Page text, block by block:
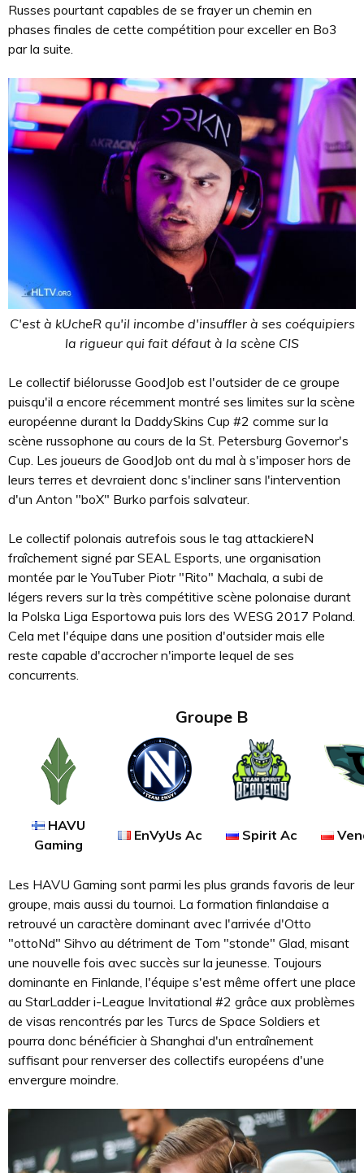
Russes pourtant capables de se frayer un chemin en
phases finales de cette compétition pour exceller en Bo3
par la suite.
C'est à kUcheR qu'il incombe d'insuffler à ses coéquipiers
la rigueur qui fait défaut à la scène CIS
Le collectif biélorusse GoodJob est l'outsider de ce groupe
puisqu'il a encore récemment montré ses limites sur la scène
européenne durant la DaddySkins Cup #2 comme sur la
scène russophone au cours de la St. Petersburg Governor's
Cup. Les joueurs de GoodJob ont du mal à s'imposer hors de
leurs terres et devraient donc s'incliner sans l'intervention
d'un Anton "boX" Burko parfois salvateur.
Le collectif polonais autrefois sous le tag attackiereN
fraîchement signé par SEAL Esports, une organisation
montée par le YouTuber Piotr "Rito" Machala, a subi de
légers revers sur la très compétitive scène polonaise durant
la Polska Liga Esportowa puis lors des WESG 2017 Poland.
Cela met l'équipe dans une position d'outsider mais elle
reste capable d'accrocher n'importe lequel de ses
concurrents.
Groupe B
HAVU
Gaming
EnVyUs Ac Spirit Ac
Les HAVU Gaming sont parmi les plus grands favoris de leur
groupe, mais aussi du tournoi. La formation finlandaise a
retrouvé un caractère dominant avec l'arrivée d'Otto
"ottoNd" Sihvo au détriment de Tom "stonde" Glad, misant
une nouvelle fois avec succès sur la jeunesse. Toujours
dominante en Finlande, l'équipe s'est même offert une place
au StarLadder i-League Invitational #2 grâce aux problèmes
de visas rencontrés par les Turcs de Space Soldiers et
pourra donc bénéficier à Shanghai d'un entraînement
suffisant pour renverser des collectifs européens d'une
envergure moindre.